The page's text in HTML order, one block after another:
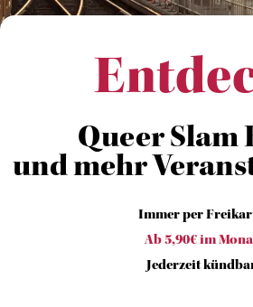
Queer Slam
und mehr
Immer per
Ab 5,90€ im
Jederzeit